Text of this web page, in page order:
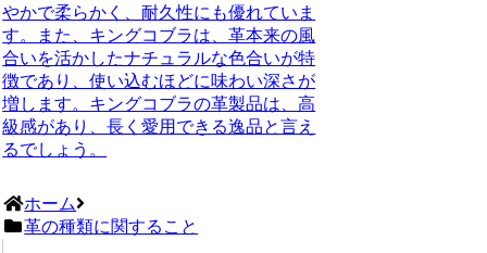
やかで柔らかく、耐久性にも優れていま
す。また、キングコブラは、革本来の風
合いを活かしたナチュラルな色合いが特
徴であり、使い込むほどに味わい深さが
増します。キングコブラの革製品は、高
級感があり、長く愛用できる逸品と言え
るでしょう。
ホーム
革の種類に関すること